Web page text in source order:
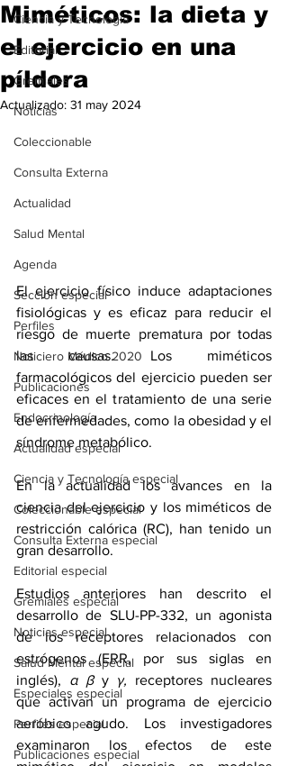
Ciencia y Tecnología
Editorial
Gremiales
Noticias
Coleccionable
Consulta Externa
Actualidad
Salud Mental
Agenda
Sección especial
Perfiles
Noticiero Médico 2020
Publicaciones
Endocrinología
Actualidad especial
Ciencia y Tecnología especial
Coleccionable especial
Consulta Externa especial
Editorial especial
Gremiales especial
Noticias especial
Salud Mental especial
Especiales especial
Perfiles especial
Publicaciones especial
Miméticos: la dieta y
el ejercicio en una
píldora
Actualizado: 31 may 2024
El ejercicio físico induce adaptaciones
fisiológicas y es eficaz para reducir el
riesgo de muerte prematura por todas
las causas. Los miméticos
farmacológicos del ejercicio pueden ser
eficaces en el tratamiento de una serie
de enfermedades, como la obesidad y el
síndrome metabólico.
En la actualidad los avances en la
ciencia del ejercicio y los miméticos de
restricción calórica (RC), han tenido un
gran desarrollo.
Estudios anteriores han descrito el
desarrollo de SLU-PP-332, un agonista
de los receptores relacionados con
estrógenos (ERR, por sus siglas en
inglés), α β y γ, receptores nucleares
que activan un programa de ejercicio
aeróbico agudo. Los investigadores
examinaron los efectos de este